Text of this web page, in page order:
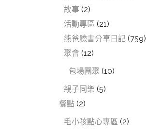
故事 (2)
活動專區 (21)
熊爸臉書分享日記 (759)
聚會 (12)
包場團聚 (10)
親子同樂 (5)
餐點 (2)
毛小孩點心專區 (2)